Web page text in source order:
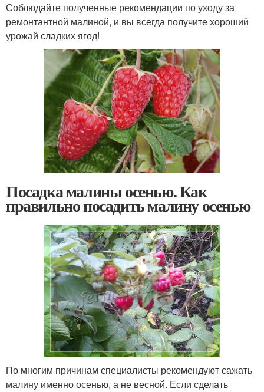
Соблюдайте полученные рекомендации по уходу за
ремонтантной малиной, и вы всегда получите хороший
урожай сладких ягод!
Посадка малины осенью. Как
правильно посадить малину осенью
По многим причинам специалисты рекомендуют сажать
малину именно осенью, а не весной. Если сделать